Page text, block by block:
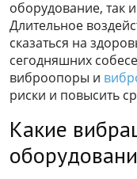
оборудование, так
Длительное
сказаться на
сегодняшних
виброопоры и
риски и повысить
Какие